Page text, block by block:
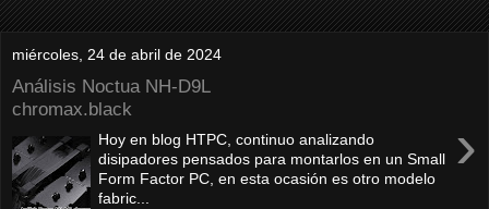
miércoles, 24 de abril de 2024
Análisis Noctua NH-D9L
chromax.black
›
Hoy en blog HTPC, continuo analizando
disipadores pensados para montarlos en un Small
Form Factor PC, en esta ocasión es otro modelo
fabric...